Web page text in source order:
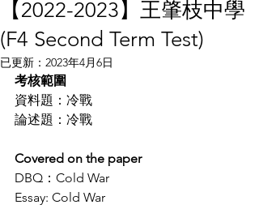
【2022-2023】王肇枝中學
(F4 Second Term Test)
已更新： 2023年4月6日
考核範圍
資料題：冷戰
論述題：冷戰
Covered on the paper
DBQ：Cold War
Essay: Cold War